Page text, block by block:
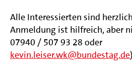
Alle Interessierten sind
Anmeldung ist hilfreich, aber
07940 / 507 93 28 oder
kevin.leiser.wk@bundestag.de